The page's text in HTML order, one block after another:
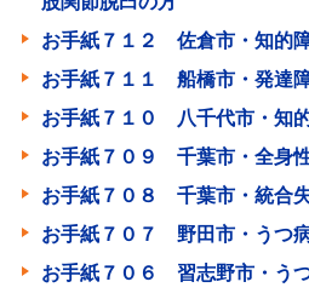
お手紙７１２ 佐倉市・知的
お手紙７１１ 船橋市・発達
お手紙７１０ 八千代市・知
お手紙７０９ 千葉市・全身
お手紙７０８ 千葉市・統合
お手紙７０７ 野田市・うつ
お手紙７０６ 習志野市・う